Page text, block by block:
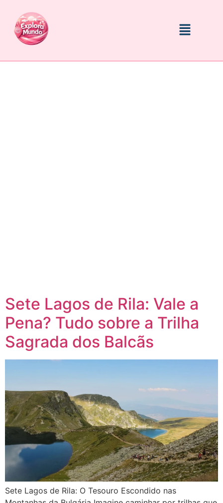
Sete Lagos de Rila: Vale a
Pena? Tudo sobre a Trilha
Sagrada dos Balcãs
Sete Lagos de Rila: O Tesouro Escondido nas